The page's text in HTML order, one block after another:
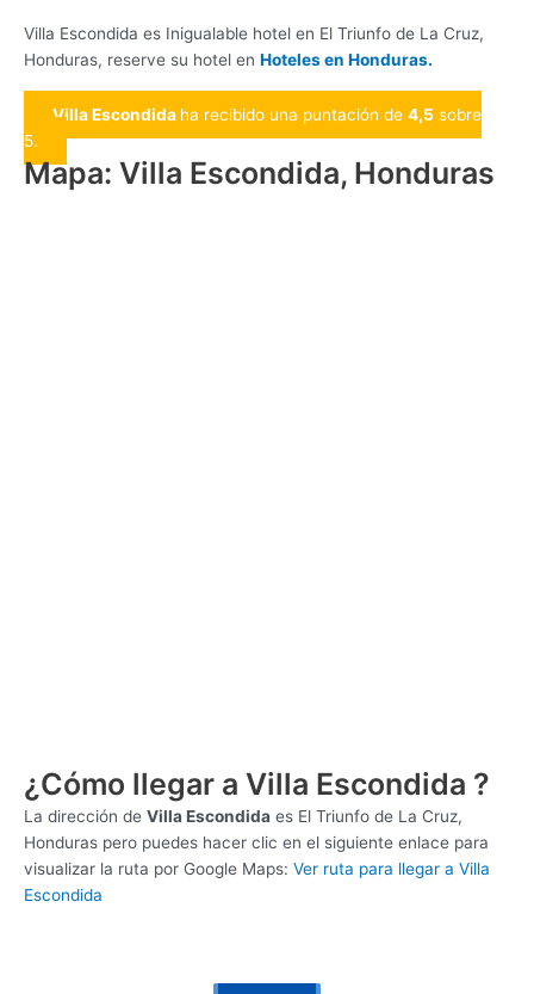
Villa Escondida es Inigualable hotel en El Triunfo de La Cruz,
Honduras, reserve su hotel en Hoteles en Honduras.
Villa Escondida ha recibido una puntación de 4,5 sobre
5.
Mapa: Villa Escondida, Honduras
¿Cómo llegar a Villa Escondida ?
La dirección de Villa Escondida es El Triunfo de La Cruz,
Honduras pero puedes hacer clic en el siguiente enlace para
visualizar la ruta por Google Maps: Ver ruta para llegar a Villa
Escondida